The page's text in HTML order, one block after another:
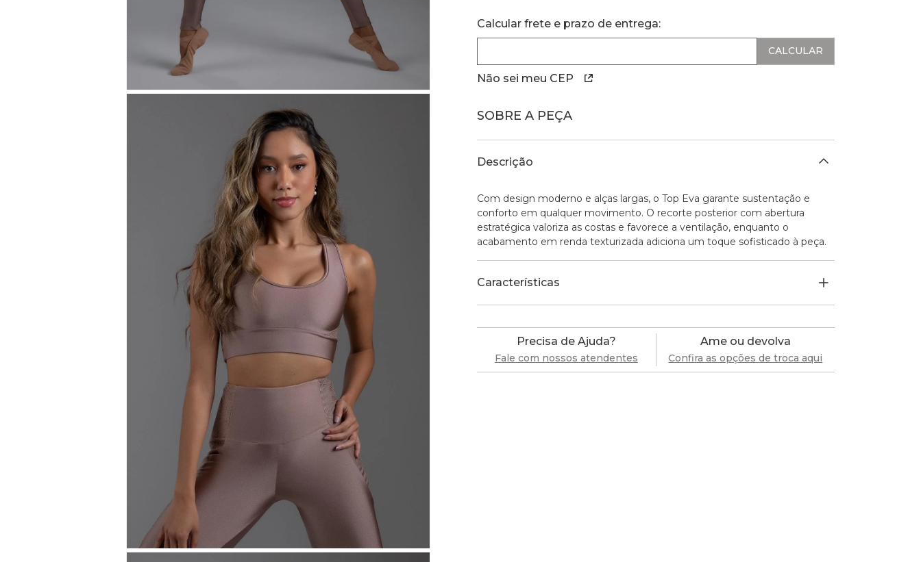
Calcular frete e prazo de entrega:
Não sei meu CEP
SOBRE A PEÇA
Descrição
Com design moderno e alças largas, o Top Eva garante sustentação e
conforto em qualquer movimento. O recorte posterior com abertura
estratégica valoriza as costas e favorece a ventilação, enquanto o
acabamento em renda texturizada adiciona um toque sofisticado à peça.
Características
Precisa de Ajuda?
Fale com nossos atendentes
Ame ou devolva
Confira as opções de troca aqui